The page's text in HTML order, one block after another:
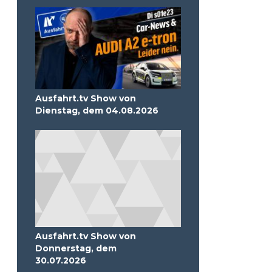
Ausfahrt.tv Show von
Dienstag, dem 04.08.2026
Ausfahrt.tv Show von
Donnerstag, dem
30.07.2026